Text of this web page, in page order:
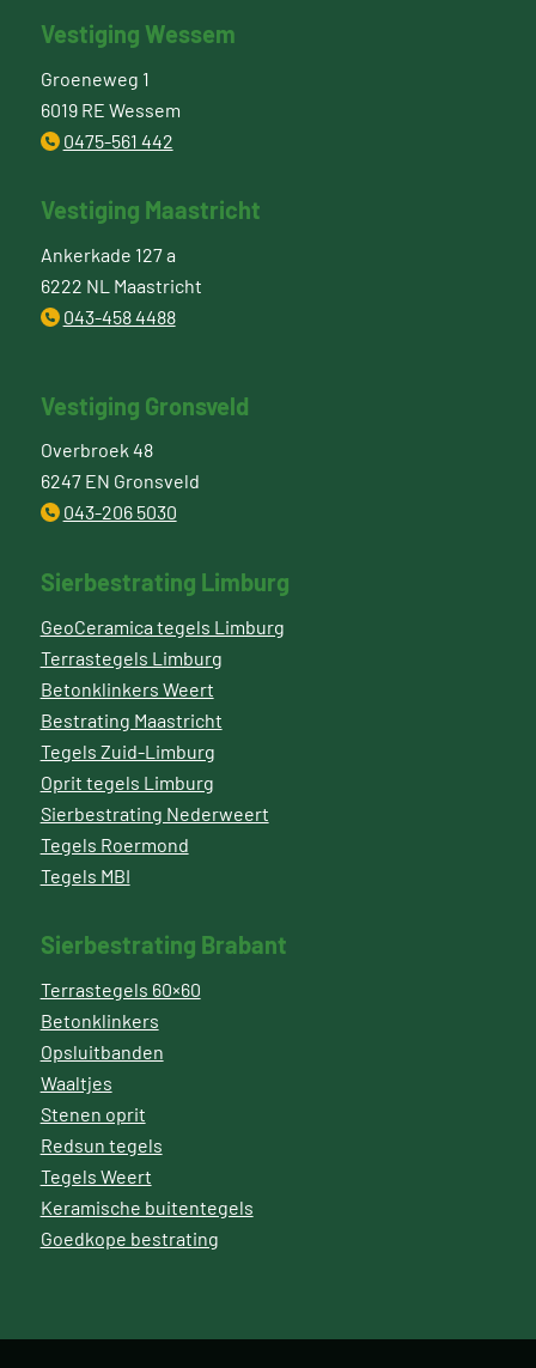
Vestiging Wessem
Groeneweg 1
6019 RE Wessem
0475-561 442
Vestiging Maastricht
Ankerkade 127 a
6222 NL Maastricht
043-458 4488
Vestiging Gronsveld
Overbroek 48
6247 EN Gronsveld
043-206 5030
Sierbestrating Limburg
GeoCeramica tegels Limburg
Terrastegels Limburg
Betonklinkers Weert
Bestrating Maastricht
Tegels Zuid-Limburg
Oprit tegels Limburg
Sierbestrating Nederweert
Tegels Roermond
Tegels MBI
Sierbestrating Brabant
Terrastegels 60×60
Betonklinkers
Opsluitbanden
Waaltjes
Stenen oprit
Redsun tegels
Tegels Weert
Keramische buitentegels
Goedkope bestrating